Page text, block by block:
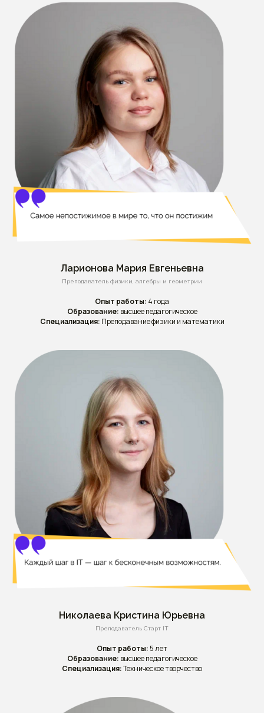
Ларионова Мария Евгеньевна
Преподаватель физики, алгебры и геометрии
Опыт работы: 4 года
Образование: высшее педагогическое
Специализация: Преподавание физики и математики
Николаева Кристина Юрьевна
Преподаватель Старт IT
Опыт работы: 5 лет
Образование: высшее педагогическое
Специализация:Техническое творчество